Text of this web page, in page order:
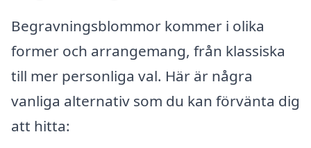
Begravningsblommor kommer i olika
former och arrangemang, från klassiska
till mer personliga val. Här är några
vanliga alternativ som du kan förvänta dig
att hitta: